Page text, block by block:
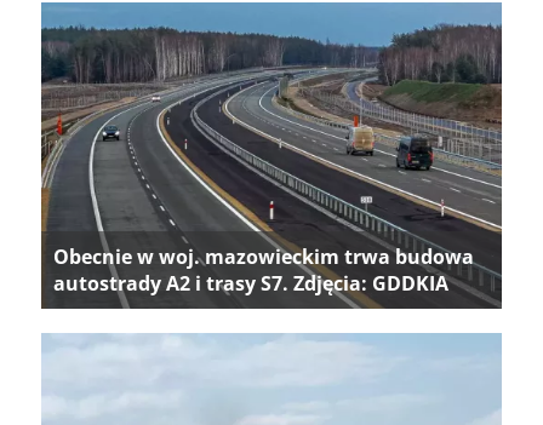
Obecnie w woj. mazowieckim trwa budowa
autostrady A2 i trasy S7. Zdjęcia: GDDKIA